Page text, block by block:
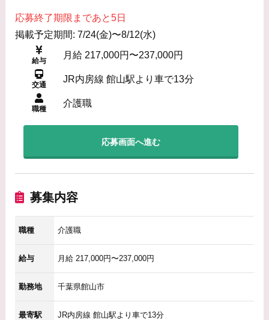
応募終了期限まであと5日
掲載予定期間: 7/24(金)〜8/12(水)
給与
月給 217,000円〜237,000円
交通
JR内房線 館山駅より車で13分
職種
介護職
応募画面へ進む
募集内容
職種 介護職
給与 月給 217,000円〜237,000円
勤務地 千葉県館山市
最寄駅 JR内房線 館山駅より車で13分